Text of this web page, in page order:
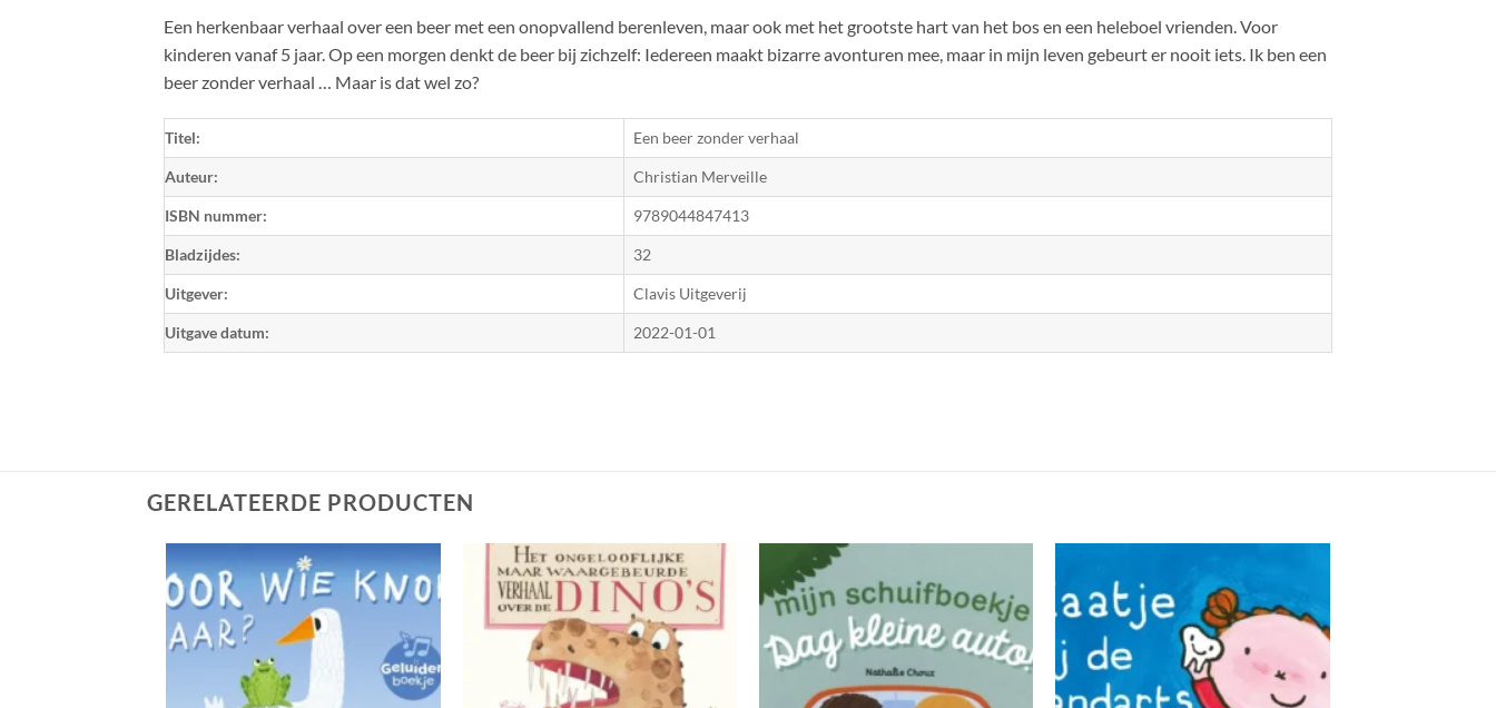
Een herkenbaar verhaal over een beer met een onopvallend berenleven, maar ook met het grootste hart van het bos en een heleboel vrienden. Voor
kinderen vanaf 5 jaar. Op een morgen denkt de beer bij zichzelf: Iedereen maakt bizarre avonturen mee, maar in mijn leven gebeurt er nooit iets. Ik ben een
beer zonder verhaal … Maar is dat wel zo?
Titel: Een beer zonder verhaal
Auteur: Christian Merveille
ISBN nummer: 9789044847413
Bladzijdes: 32
Uitgever: Clavis Uitgeverij
Uitgave datum: 2022-01-01
GERELATEERDE PRODUCTEN